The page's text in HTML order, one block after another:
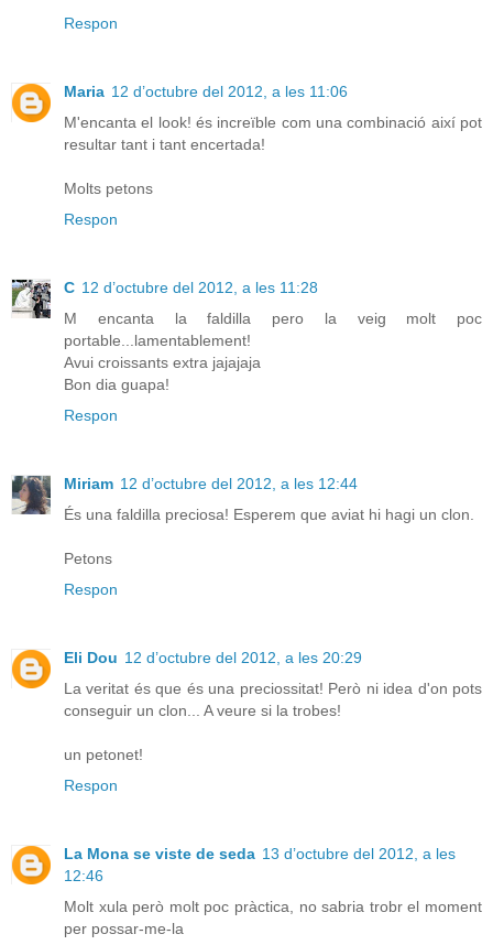
Respon
Maria 12 d’octubre del 2012, a les 11:06
M'encanta el look! és increïble com una combinació així pot
resultar tant i tant encertada!
Molts petons
Respon
C 12 d’octubre del 2012, a les 11:28
M encanta la faldilla pero la veig molt poc
portable...lamentablement!
Avui croissants extra jajajaja
Bon dia guapa!
Respon
Miriam 12 d’octubre del 2012, a les 12:44
És una faldilla preciosa! Esperem que aviat hi hagi un clon.
Petons
Respon
Eli Dou 12 d’octubre del 2012, a les 20:29
La veritat és que és una preciossitat! Però ni idea d'on pots
conseguir un clon... A veure si la trobes!
un petonet!
Respon
La Mona se viste de seda 13 d’octubre del 2012, a les
12:46
Molt xula però molt poc pràctica, no sabria trobr el moment
per possar-me-la